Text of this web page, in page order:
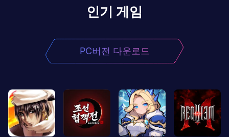
인기 게임
PC버전 다운로드